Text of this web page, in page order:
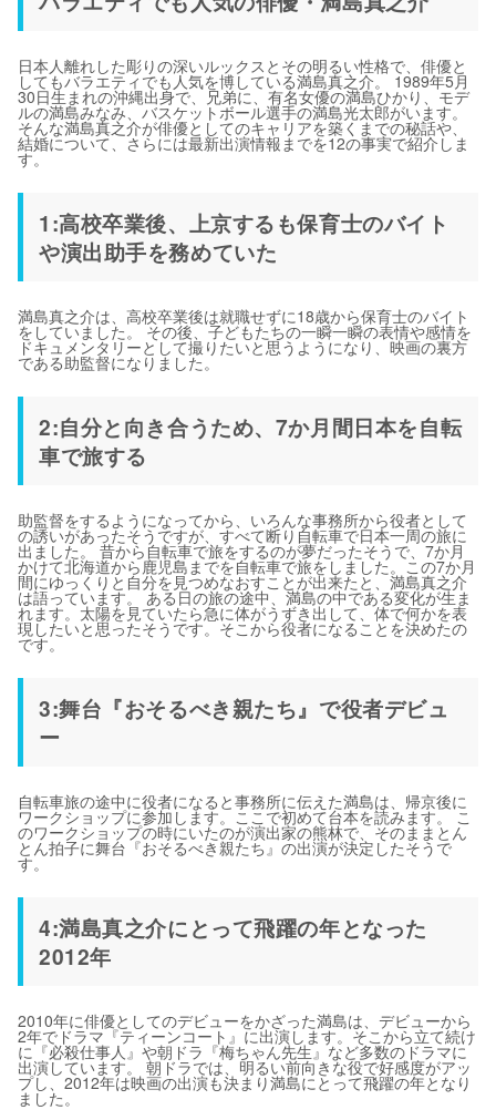
日本人離れした彫りの深いルックスとその明るい性格で、俳優と
してもバラエティでも人気を博している満島真之介。 1989年5月
30日生まれの沖縄出身で、兄弟に、有名女優の満島ひかり、モデ
ルの満島みなみ、バスケットボール選手の満島光太郎がいます。
そんな満島真之介が俳優としてのキャリアを築くまでの秘話や、
結婚について、さらには最新出演情報までを12の事実で紹介しま
す。
1:高校卒業後、上京するも保育士のバイト
や演出助手を務めていた
満島真之介は、高校卒業後は就職せずに18歳から保育士のバイト
をしていました。 その後、子どもたちの一瞬一瞬の表情や感情を
ドキュメンタリーとして撮りたいと思うようになり、映画の裏方
である助監督になりました。
2:自分と向き合うため、7か月間日本を自転
車で旅する
助監督をするようになってから、いろんな事務所から役者として
の誘いがあったそうですが、すべて断り自転車で日本一周の旅に
出ました。 昔から自転車で旅をするのが夢だったそうで、7か月
かけて北海道から鹿児島までを自転車で旅をしました。この7か月
間にゆっくりと自分を見つめなおすことが出来たと、満島真之介
は語っています。 ある日の旅の途中、満島の中である変化が生ま
れます。太陽を見ていたら急に体がうずき出して、体で何かを表
現したいと思ったそうです。そこから役者になることを決めたの
です。
3:舞台『おそるべき親たち』で役者デビュ
ー
自転車旅の途中に役者になると事務所に伝えた満島は、帰京後に
ワークショップに参加します。ここで初めて台本を読みます。 こ
のワークショップの時にいたのが演出家の熊林で、そのままとん
とん拍子に舞台『おそるべき親たち』の出演が決定したそうで
す。
4:満島真之介にとって飛躍の年となった
2012年
2010年に俳優としてのデビューをかざった満島は、デビューから
2年でドラマ『ティーンコート』に出演します。そこから立て続け
に『必殺仕事人』や朝ドラ『梅ちゃん先生』など多数のドラマに
出演しています。 朝ドラでは、明るい前向きな役で好感度がアッ
プし、2012年は映画の出演も決まり満島にとって飛躍の年となり
ました。